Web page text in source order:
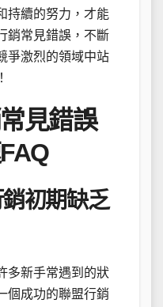
持續的努力，才能
銷常見錯誤，不斷
爭激烈的領域中站
見錯誤
初期缺乏
多新手常遇到的狀
個成功的聯盟行銷